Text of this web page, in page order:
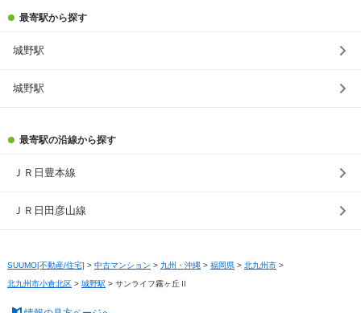
最寄駅から探す
城野駅
城野駅
最寄駅の沿線から探す
ＪＲ日豊本線
ＪＲ日田彦山線
SUUMO[不動産/住宅] > 中古マンション > 九州・沖縄 > 福岡県 > 北九州市 >
北九州市小倉北区 > 城野駅 > サンライフ霧ヶ丘Ⅱ